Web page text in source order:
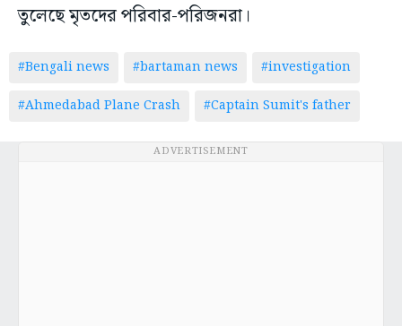
তুলেছে মৃতদের পরিবার-পরিজনরা।
#Bengali news #bartaman news
#investigation
#Ahmedabad Plane Crash
#Captain Sumit's father
ADVERTISEMENT